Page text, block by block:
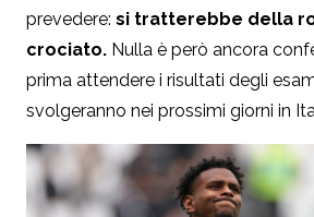
prevedere: si tratterebbe della
crociato. Nulla è però ancora
prima attendere i risultati degli
svolgeranno nei prossimi giorni in